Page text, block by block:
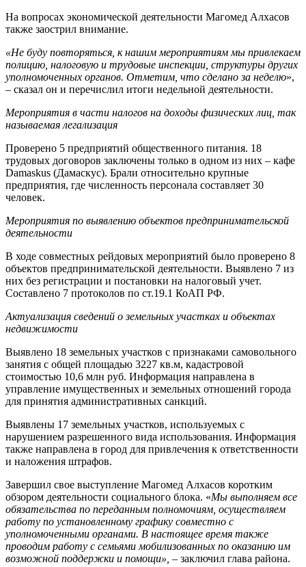
На вопросах экономической деятельности Магомед Алхасов
также заострил внимание.
«Не буду повторяться, к нашим мероприятиям мы привлекаем
полицию, налоговую и трудовые инспекции, структуры других
уполномоченных органов. Отметим, что сделано за неделю»,
– сказал он и перечислил итоги недельной деятельности.
Мероприятия в части налогов на доходы физических лиц, так
называемая легализация
Проверено 5 предприятий общественного питания. 18
трудовых договоров заключены только в одном из них – кафе
Damaskus (Дамаскус). Брали относительно крупные
предприятия, где численность персонала составляет 30
человек.
Мероприятия по выявлению объектов предпринимательской
деятельности
В ходе совместных рейдовых мероприятий было проверено 8
объектов предпринимательской деятельности. Выявлено 7 из
них без регистрации и постановки на налоговый учет.
Составлено 7 протоколов по ст.19.1 КоАП РФ.
Актуализация сведений о земельных участках и объектах
недвижимости
Выявлено 18 земельных участков с признаками самовольного
занятия с общей площадью 3227 кв.м, кадастровой
стоимостью 10,6 млн руб. Информация направлена в
управление имущественных и земельных отношений города
для принятия административных санкций.
Выявлены 17 земельных участков, используемых с
нарушением разрешенного вида использования. Информация
также направлена в город для привлечения к ответственности
и наложения штрафов.
Завершил свое выступление Магомед Алхасов коротким
обзором деятельности социального блока. «Мы выполняем все
обязательства по переданным полномочиям, осуществляем
работу по установленному графику совместно с
уполномоченными органами. В настоящее время также
проводим работу с семьями мобилизованных по оказанию им
возможной поддержки и помощи», – заключил глава района.